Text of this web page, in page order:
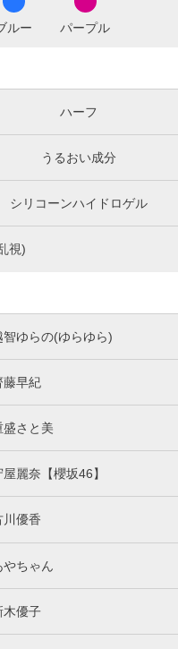
ルー パープル
ハーフ
うるおい成分
シリコーンハイドロゲル
視)
智ゆらの(ゆらゆら)
藤早紀
盛さと美
屋麗奈【櫻坂46】
川優香
やちゃん
木優子